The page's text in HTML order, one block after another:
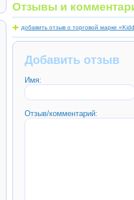
Отзывы и
добавить отзыв о торговой марке
Добавить отзыв
Имя:
Отзыв/комментарий: